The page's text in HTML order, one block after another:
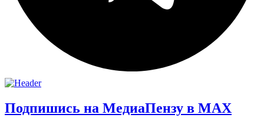
Подпишись на МедиаПензу в МАХ